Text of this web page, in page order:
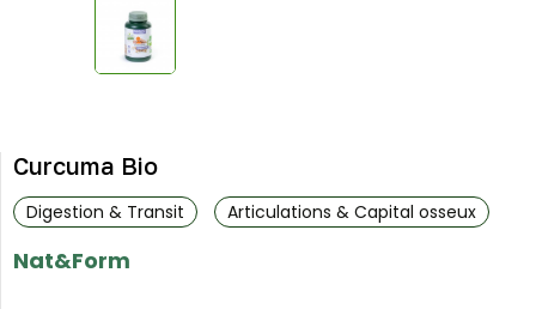
Curcuma Bio
Digestion & Transit Articulations & Capital osseux
Nat&Form